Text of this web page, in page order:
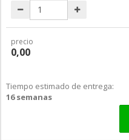
precio
0,00
Tiempo estimado de entrega:
16 semanas